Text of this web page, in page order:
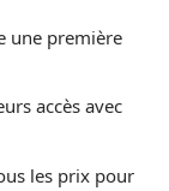
une première
accès avec
les prix pour